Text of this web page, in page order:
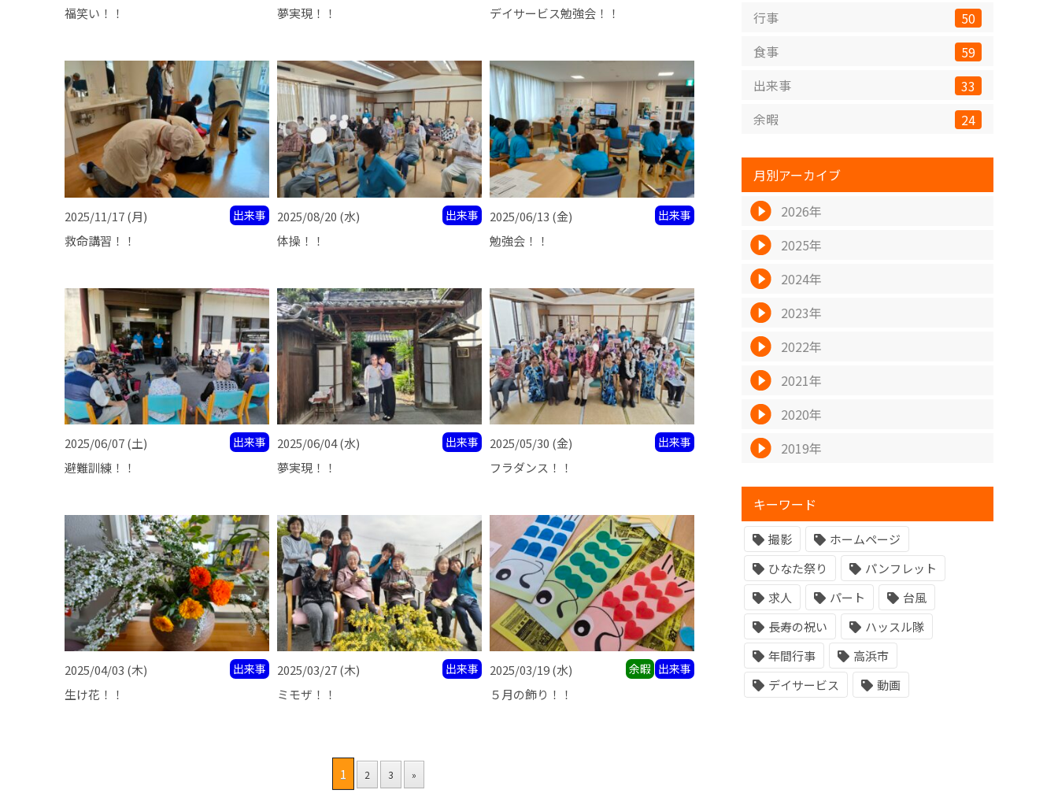
福笑い！！ 夢実現！！ デイサービス勉強会！！
2025/11/17(月) 出来事
救命講習！！
2025/08/20 (水) 出来事
体操！！
2025/06/13 (金) 出来事
勉強会！！
2025/06/07(土) 出来事
避難訓練！！
2025/06/04(水) 出来事
夢実現！！
2025/05/30 (金) 出来事
フラダンス！！
2025/04/03 (木) 出来事
生け花！！
2025/03/27(木) 出来事
ミモザ！！
2025/03/19(水) 出来事
余暇
５月の飾り！！
1 2 3 »
行事
50
食事
59
出来事
33
余暇
24
月別アーカイブ
2026年
2025年
2024年
2023年
2022年
2021年
2020年
2019年
キーワード
撮影
ホームページ
ひなた祭り
パンフレット
求人
パート
台風
長寿の祝い
ハッスル隊
年間行事
高浜市
デイサービス
動画